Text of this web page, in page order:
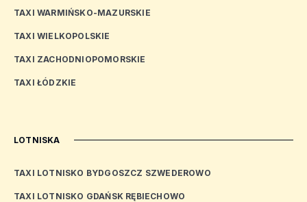
TAXI WARMIŃSKO-MAZURSKIE
TAXI WIELKOPOLSKIE
TAXI ZACHODNIOPOMORSKIE
TAXI ŁÓDZKIE
LOTNISKA
TAXI LOTNISKO BYDGOSZCZ SZWEDEROWO
TAXI LOTNISKO GDAŃSK RĘBIECHOWO